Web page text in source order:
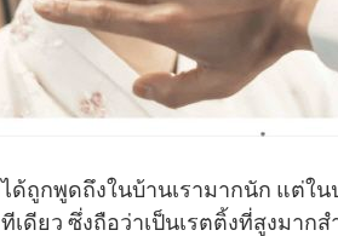
ด้ถูกพูดถึงในบ้านเรามากนัก แต่ใน
ทีเดียว ซึ่งถือว่าเป็นเรตติ้งที่สูงมา